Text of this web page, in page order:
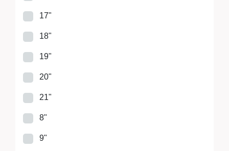
17"
18"
19"
20"
21"
8"
9"